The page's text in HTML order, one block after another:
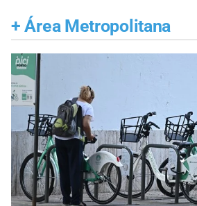
+ Área Metropolitana